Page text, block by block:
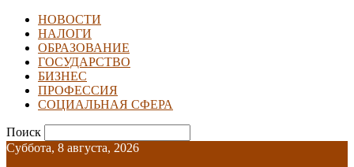
НОВОСТИ
НАЛОГИ
ОБРАЗОВАНИЕ
ГОСУДАРСТВО
БИЗНЕС
ПРОФЕССИЯ
СОЦИАЛЬНАЯ СФЕРА
Поиск
Суббота, 8 августа, 2026